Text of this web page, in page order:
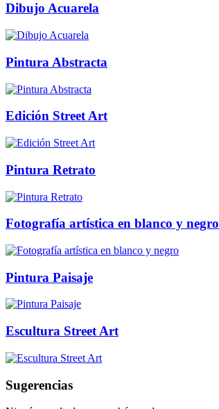
Dibujo Acuarela
Pintura Abstracta
Edición Street Art
Pintura Retrato
Fotografía artística en blanco y negro
Pintura Paisaje
Escultura Street Art
Sugerencias